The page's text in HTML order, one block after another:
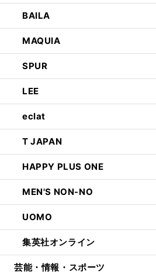
BAILA
MAQUIA
SPUR
LEE
eclat
T JAPAN
HAPPY PLUS ONE
MEN'S NON-NO
UOMO
集英社オンライン
芸能・情報・スポーツ